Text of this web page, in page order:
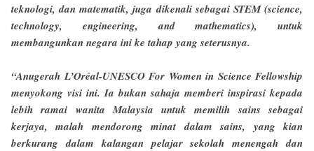
teknologi, dan matematik, juga dikenali sebagai STEM (science,
technology, engineering, and mathematics), untuk
membangunkan negara ini ke tahap yang seterusnya.
“Anugerah L’Oréal-UNESCO For Women in Science Fellowship
menyokong visi ini. Ia bukan sahaja memberi inspirasi kepada
lebih ramai wanita Malaysia untuk memilih sains sebagai
kerjaya, malah mendorong minat dalam sains, yang kian
berkurang dalam kalangan pelajar sekolah menengah dan